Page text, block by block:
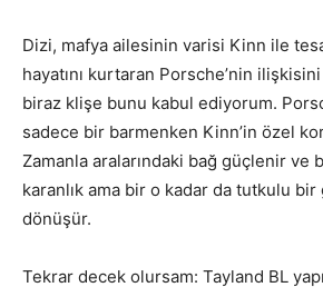
Dizi, mafya ailesinin varisi Kinn ile
hayatını kurtaran Porsche’nin
biraz klişe bunu kabul ediyorum.
sadece bir barmenken Kinn’in özel
Zamanla aralarındaki bağ güçlenir ve
karanlık ama bir o kadar da tutkulu
dönüşür.
Tekrar decek olursam: Tayland BL